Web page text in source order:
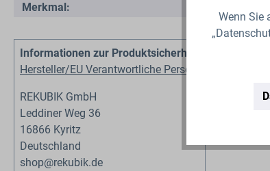
Merkmal:
Informationen zur Produktsicherheit
Hersteller/EU Verantwortliche Person
REKUBIK GmbH
Leddiner Weg 36
16866 Kyritz
Deutschland
shop@rekubik.de
Wenn Sie